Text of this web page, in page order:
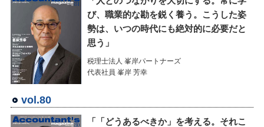
び、職業的な勘を鋭く養う。こうした姿
勢は、いつの時代にも絶対的に必要だと
思う」
税理士法人 峯岸パートナーズ
代表社員 峯岸 芳幸
vol.80
「「どうあるべきか」を考える。それこ